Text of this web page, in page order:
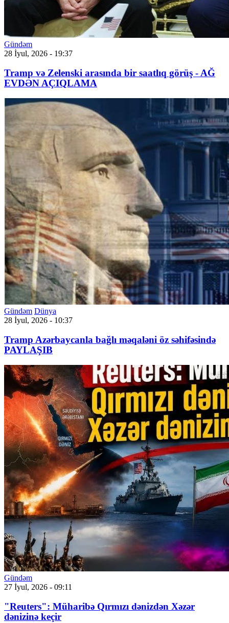
Gündəm
28 İyul, 2026 - 19:37
Tramp və Zelenski arasında bir saatlıq görüş - AĞ
EVDƏN AÇIQLAMA
Gündəm Dünya
28 İyul, 2026 - 10:37
Tramp Azərbaycanla bağlı məqaləni öz səhifəsində
PAYLAŞIB
Gündəm
27 İyul, 2026 - 09:11
"Reuters": Müharibə Qırmızı dənizdən Xəzər
dənizinə keçir